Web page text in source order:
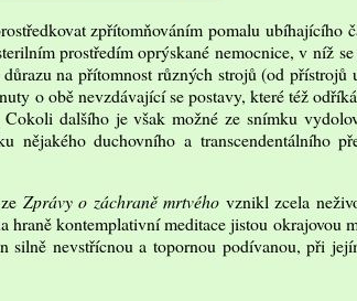
zpřítomňováním pomalu ubíhajícího
prostředím oprýskané nemocnice, v níž
na přítomnost různých strojů (od
o obě nevzdávající se postavy, které též
dalšího je však možné ze snímku
nějakého duchovního a transcendentálního
Zprávy o záchraně mrtvého vznikl zcela
kontemplativní meditace jistou okrajovou
silně nevstřícnou a topornou podívanou, při